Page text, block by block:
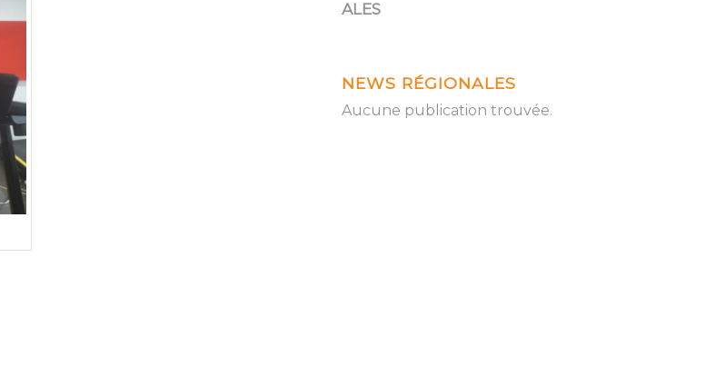
ALES
NEWS RÉGIONALES
Aucune publication trouvée.